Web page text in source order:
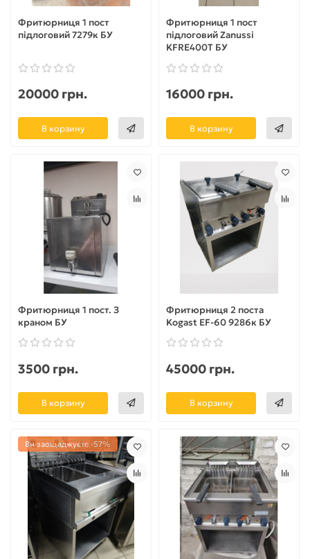
Фритюрниця 1 пост
підлоговий 7279к БУ
20000 грн.
В корзину
Фритюрниця 1 пост
підлоговий Zanussi
KFRE400T БУ
16000 грн.
В корзину
Фритюрниця 1 пост. З
краном БУ
3500 грн.
В корзину
Фритюрниця 2 поста
Kogast EF-60 9286к БУ
45000 грн.
В корзину
Ви заощаджуєте -57%